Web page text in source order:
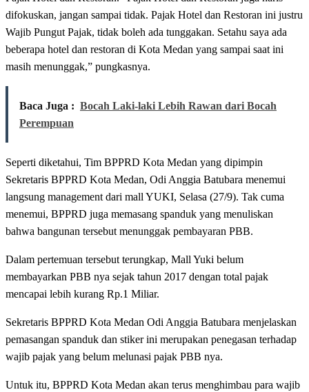
difokuskan, jangan sampai tidak. Pajak Hotel dan Restoran ini justru
Wajib Pungut Pajak, tidak boleh ada tunggakan. Setahu saya ada
beberapa hotel dan restoran di Kota Medan yang sampai saat ini
masih menunggak,” pungkasnya.
Baca Juga : Bocah Laki-laki Lebih Rawan dari Bocah
Perempuan
Seperti diketahui, Tim BPPRD Kota Medan yang dipimpin
Sekretaris BPPRD Kota Medan, Odi Anggia Batubara menemui
langsung management dari mall YUKI, Selasa (27/9). Tak cuma
menemui, BPPRD juga memasang spanduk yang menuliskan
bahwa bangunan tersebut menunggak pembayaran PBB.
Dalam pertemuan tersebut terungkap, Mall Yuki belum
membayarkan PBB nya sejak tahun 2017 dengan total pajak
mencapai lebih kurang Rp.1 Miliar.
Sekretaris BPPRD Kota Medan Odi Anggia Batubara menjelaskan
pemasangan spanduk dan stiker ini merupakan penegasan terhadap
wajib pajak yang belum melunasi pajak PBB nya.
Untuk itu, BPPRD Kota Medan akan terus menghimbau para wajib